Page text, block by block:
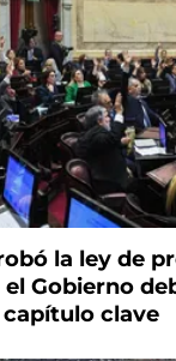
la ley de
Gobierno
clave